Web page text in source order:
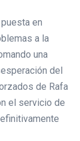
en
a la
una
del
de Rafa
el servicio de